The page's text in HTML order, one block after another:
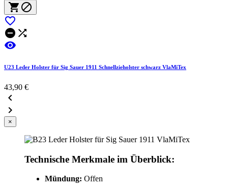
 

 

U23 Leder Holster für Sig Sauer 1911 Schnellzieholster schwarz VlaMiTex
43,90 €


×
Technische Merkmale im Überblick:
Mündung: Offen